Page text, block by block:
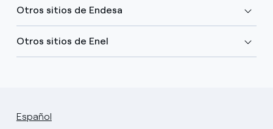
Otros sitios de Endesa
Otros sitios de Enel
Español